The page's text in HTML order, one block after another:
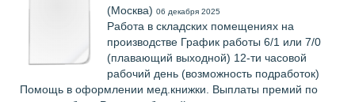
(Москва) 06 декабря 2025
Работа в складских помещениях на
производстве График работы 6/1 или 7/0
(плавающий выходной) 12-ти часовой
рабочий день (возможность подработок)
Помощь в оформлении мед.книжки. Выплаты премий по